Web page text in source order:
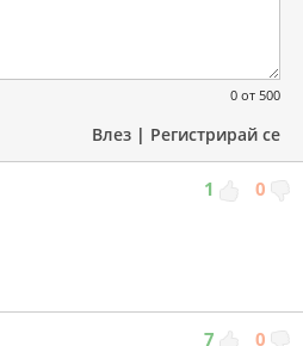
0 от 500
Влез | Регистрирай се
1 0
7 0